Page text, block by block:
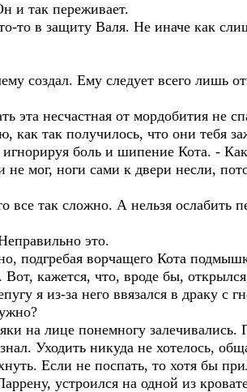
и так переживает.
то в защиту Валя. Не иначе как
создал. Ему следует всего лишь
эта несчастная от мордобития не
как так получилось, что они тебя
боль и шипение Кота. -
не мог, ноги сами к двери несли,
так сложно. А нельзя ослабить
это.
подгребая ворчащего Кота
кажется, что, вроде бы,
я из-за него ввязался в драку с
лице понемногу залечивались.
Уходить никуда не хотелось,
Если не поспать, то хотя бы
устроился на одной из